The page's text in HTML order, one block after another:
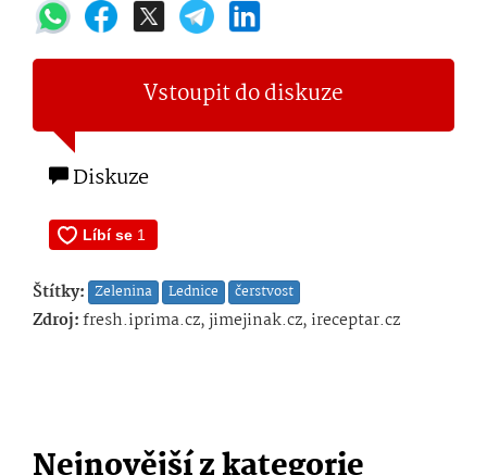
Vstoupit do diskuze
Diskuze
Štítky: Zelenina Lednice čerstvost
Zdroj:fresh.iprima.cz, jimejinak.cz, ireceptar.cz